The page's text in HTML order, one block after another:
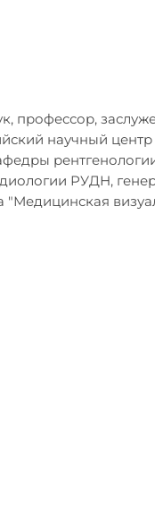
профессор,
научный центр
РУДН,